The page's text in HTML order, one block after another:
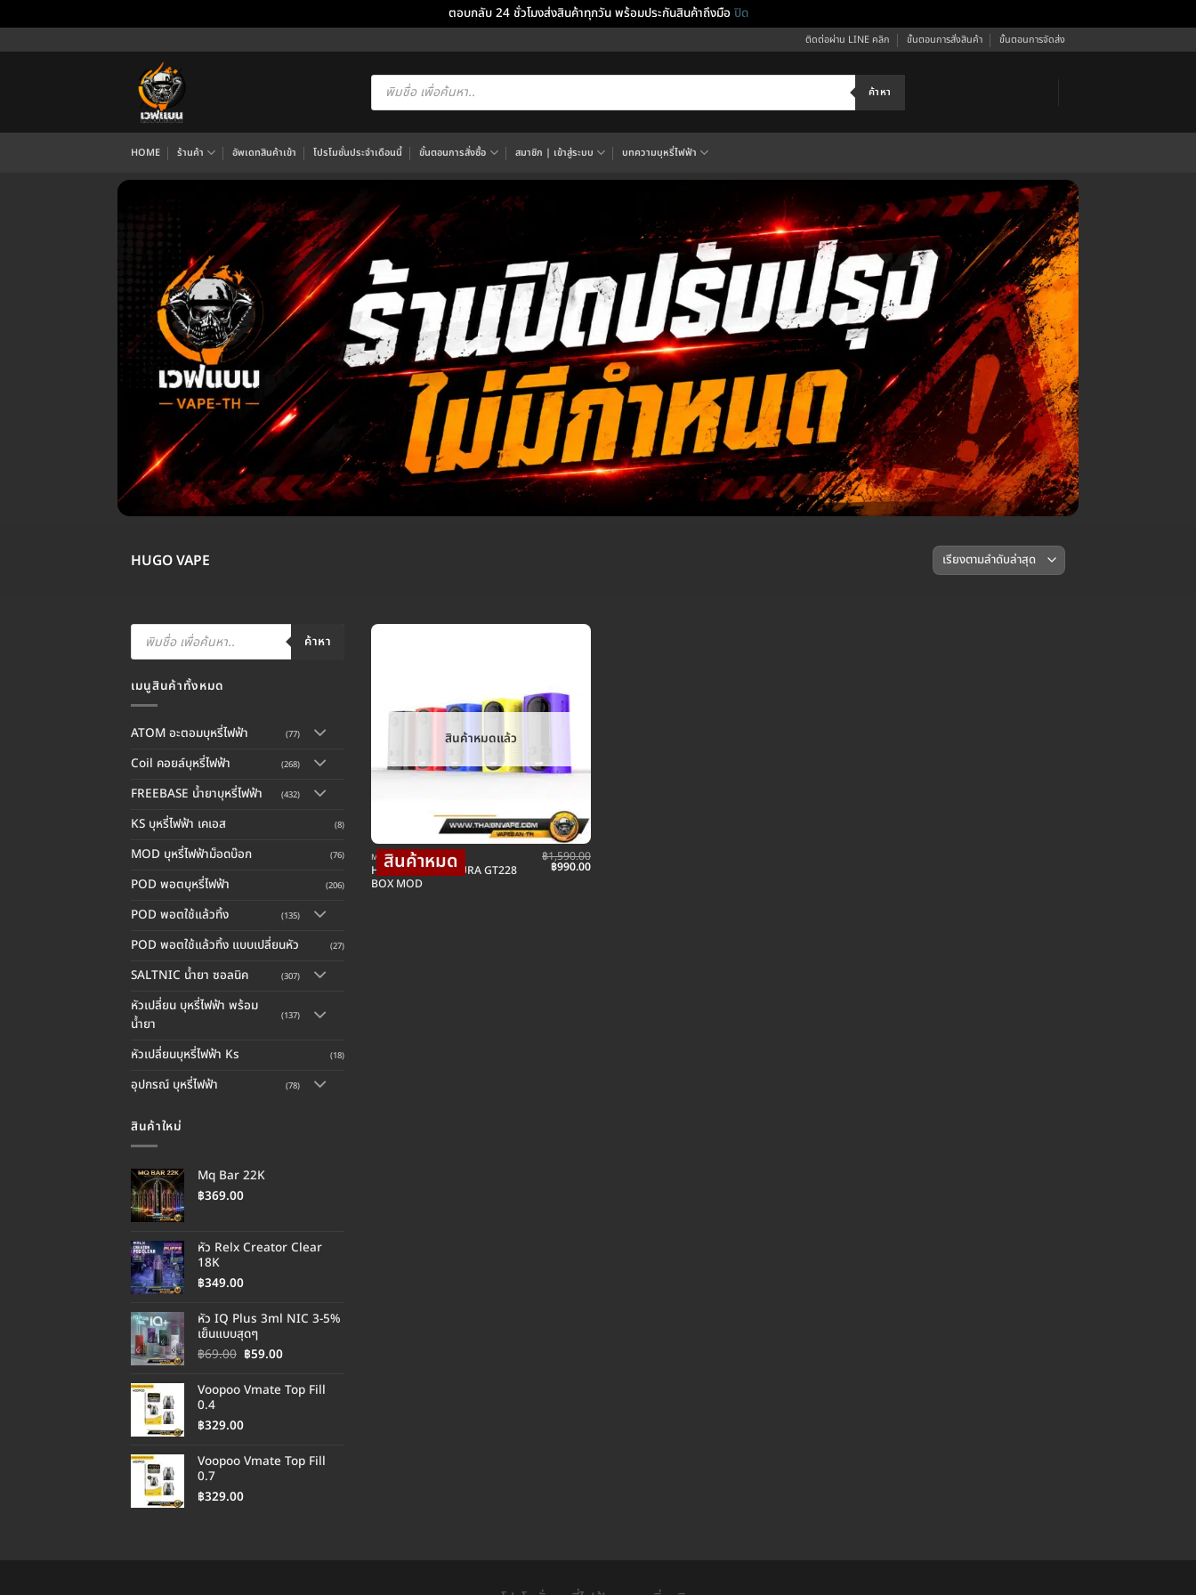
ตอบกลับ 24 ชั่วโมงส่งสินค้าทุกวัน พร้อมประกันสินค้าถึงมือ ปิด
ไป
ติดต่อผ่าน LINE คลิก ขั้นตอนการสั่งสินค้า ขั้นตอนการจัดส่ง
Products
search ค้าหา
HOME ร้านค้า อัพเดทสินค้าเข้า โปรโมชั่นประจำเดือนนี้ ขั้นตอนการสั่งซื้อ สมาชิก | เข้าสู่ระบบ บทความบุหรี่ไฟฟ้า
HUGO VAPE
Products
search ค้าหา
เมนูสินค้าทั้งหมด
ATOM อะตอมบุหรี่ไฟฟ้า (77)
Coil คอยล์บุหรี่ไฟฟ้า (268)
FREEBASE น้ำยาบุหรี่ไฟฟ้า (432)
KS บุหรี่ไฟฟ้า เคเอส (8)
MOD บุหรี่ไฟฟ้าม็อดบ๊อก (76)
POD พอตบุหรี่ไฟฟ้า (206)
POD พอตใช้แล้วทิ้ง (135)
POD พอตใช้แล้วทิ้ง แบบเปลี่ยนหัว (27)
SALTNIC น้ำยา ซอลนิค (307)
หัวเปลี่ยน บุหรี่ไฟฟ้า พร้อม
น้ำยา
(137)
หัวเปลี่ยนบุหรี่ไฟฟ้า Ks (18)
อุปกรณ์ บุหรี่ไฟฟ้า (78)
สินค้าใหม่
Mq Bar 22K
฿369.00
หัว Relx Creator Clear
18K
฿349.00
หัว IQ Plus 3ml NIC 3-5%
เย็นแบบสุดๆ
฿69.00 Original
was:
฿59.00Current
is:
฿59.00.
Voopoo Vmate Top Fill
0.4
฿329.00
Voopoo Vmate Top Fill
0.7
฿329.00
สินค้าหมดแล้ว
MOD บุหรี่ไฟฟ้าม็อดบ๊อก
HUGO VAPOR ASURA GT228
BOX MOD
฿1,590.00
Original
price
฿990.00Current